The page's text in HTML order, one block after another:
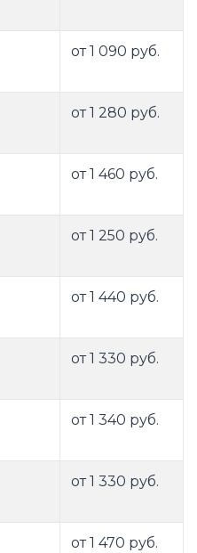
от 1 090 руб.
от 1 280 руб.
от 1 460 руб.
от 1 250 руб.
от 1 440 руб.
от 1 330 руб.
от 1 340 руб.
от 1 330 руб.
от 1 470 руб.